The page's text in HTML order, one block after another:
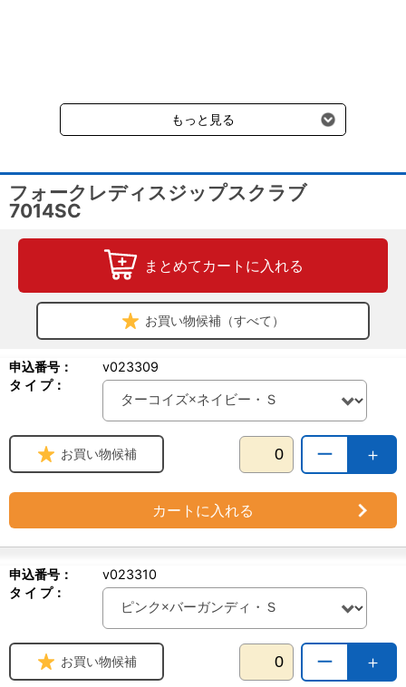
受けます。
もっと見る
フォークレディスジップスクラブ
7014SC
まとめてカートに入れる
お買い物候補（すべて）
申込番号：
v023309
タ イ プ：
＋
ー
お買い物候補
カートに入れる
申込番号：
v023310
タ イ プ：
＋
ー
お買い物候補